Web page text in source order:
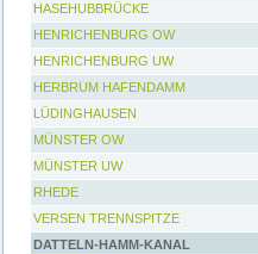
HASEHUBBRÜCKE
HENRICHENBURG OW
HENRICHENBURG UW
HERBRUM HAFENDAMM
LÜDINGHAUSEN
MÜNSTER OW
MÜNSTER UW
RHEDE
VERSEN TRENNSPITZE
DATTELN-HAMM-KANAL